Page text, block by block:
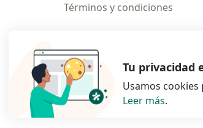
Términos y condiciones
Polska
Tu privacidad
Usamos
Leer más.